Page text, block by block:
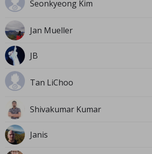
Seonkyeong Kim
Jan Mueller
JB
Tan LiChoo
Shivakumar Kumar
Janis